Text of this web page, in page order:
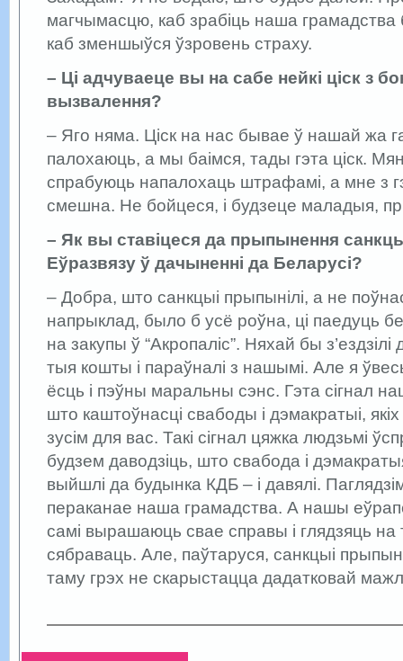
магчымасцю, каб зрабіць наша
каб зменшыўся ўзровень страху.
– Ці адчуваеце вы на сабе нейкі ціск з
вызвалення?
– Яго няма. Ціск на нас бывае ў нашай жа
палохаюць, а мы баімся, тады гэта ціск.
спрабуюць напалохаць штрафамі, а мне з
смешна. Не бойцеся, і будзеце маладыя,
– Як вы ставіцеся да прыпынення
Еўразвязу ў дачыненні да Беларусі?
– Добра, што санкцыі прыпынілі, а не
напрыклад, было б усё роўна, ці паедуць
на закупы ў “Акропаліс”. Няхай бы з’ездзілі
тыя кошты і параўналі з нашымі. Але я
ёсць і пэўны маральны сэнс. Гэта сігнал
што каштоўнасці свабоды і дэмакратыі,
зусім для вас. Такі сігнал цяжка людзьмі
будзем даводзіць, што свабода і
выйшлі да будынка КДБ – і давялі.
пераканае наша грамадства. А нашы
самі вырашаюць свае справы і глядзяць на
сябраваць. Але, паўтаруся, санкцыі
таму грэх не скарыстацца дадатковай